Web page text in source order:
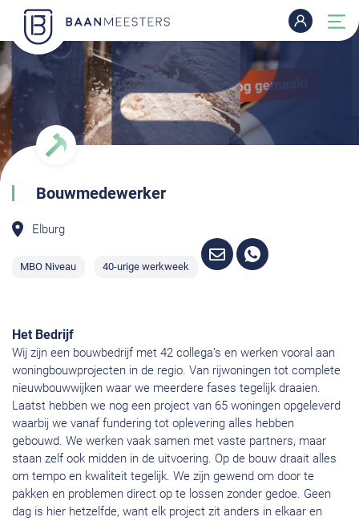
Bouwmedewerker
Elburg
MBO Niveau 40-urige werkweek
Het Bedrijf
Wij zijn een bouwbedrijf met 42 collega’s en werken vooral aan
woningbouwprojecten in de regio. Van rijwoningen tot complete
nieuwbouwwijken waar we meerdere fases tegelijk draaien.
Laatst hebben we nog een project van 65 woningen opgeleverd
waarbij we vanaf fundering tot oplevering alles hebben
gebouwd. We werken vaak samen met vaste partners, maar
staan zelf ook midden in de uitvoering. Op de bouw draait alles
om tempo en kwaliteit tegelijk. We zijn gewend om door te
pakken en problemen direct op te lossen zonder gedoe. Geen
dag is hier hetzelfde, want elk project zit anders in elkaar en